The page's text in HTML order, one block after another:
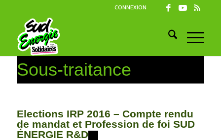
CONNEXION
Sous-traitance
Elections IRP 2016 – Compte rendu
de mandat et Profession de foi SUD
ÉNERGIE R&D